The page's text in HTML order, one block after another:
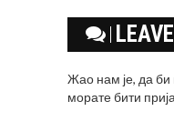
Жао нам је, да би
моратебити